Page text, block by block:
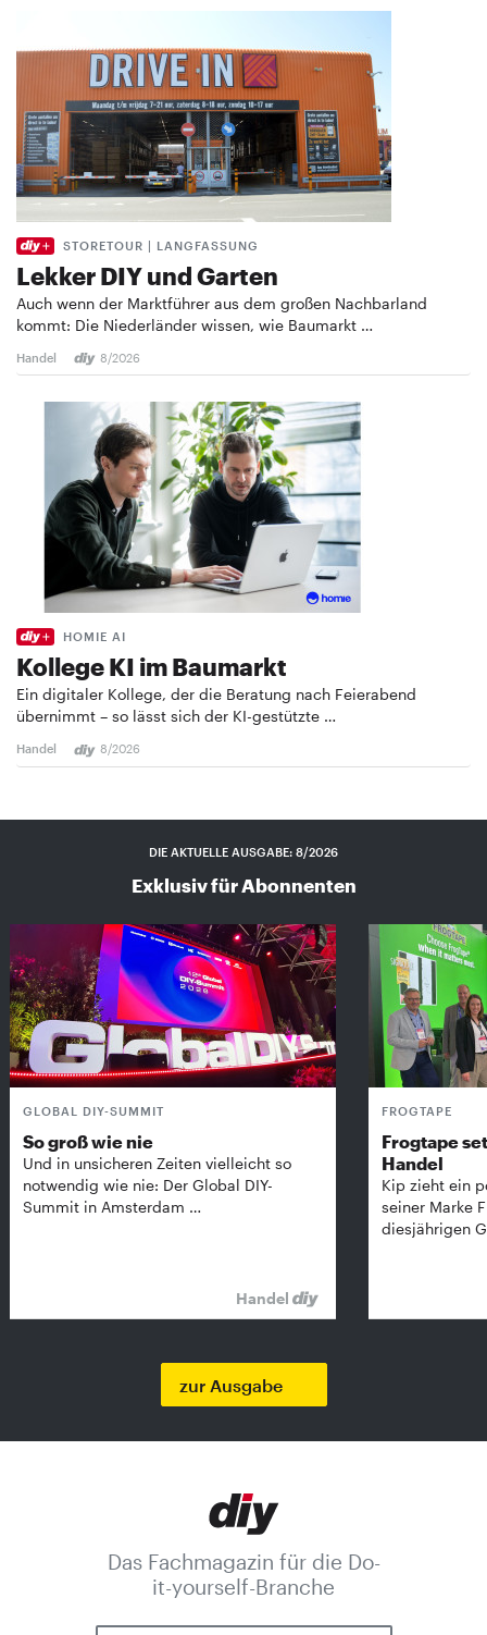
STORETOUR | LANGFASSUNG
Lekker DIY und Garten
Auch wenn der Marktführer aus dem großen Nachbarland
kommt: Die Niederländer wissen, wie Baumarkt …
Handel 8/2026
HOMIE AI
Kollege KI im Baumarkt
Ein digitaler Kollege, der die Beratung nach Feierabend
übernimmt – so lässt sich der KI-gestützte …
Handel 8/2026
DIE AKTUELLE AUSGABE: 8/2026
Exklusiv für Abonnenten
GLOBAL DIY-SUMMIT
So groß wie nie
Und in unsicheren Zeiten vielleicht so
notwendig wie nie: Der Global DIY-
Summit in Amsterdam …
Handel
FROGTAPE
Frogtape
Handel
Kip zieht ein
seiner Marke
diesjährigen
zur Ausgabe
Das Fachmagazin für die Do-
it-yourself-Branche